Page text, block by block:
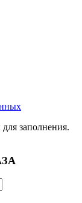
для заполнения.